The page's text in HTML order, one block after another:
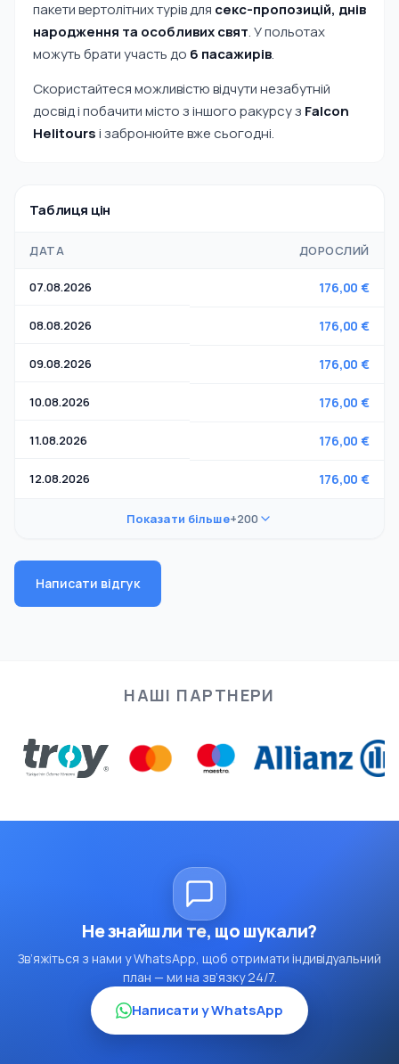
пакети вертолітних турів для секс-пропозицій, днів
народження та особливих свят. У польотах
можуть брати участь до 6 пасажирів.
Скористайтеся можливістю відчути незабутній
досвід і побачити місто з іншого ракурсу з Falcon
Helitoursі забронюйте вже сьогодні.
Таблиця цін
ДАТА ДОРОСЛИЙ
07.08.2026 176,00 €
08.08.2026 176,00 €
09.08.2026 176,00 €
10.08.2026 176,00 €
11.08.2026 176,00 €
12.08.2026 176,00 €
Показати більше+200
Написати відгук
НАШІ ПАРТНЕРИ
Не знайшли те, що шукали?
Зв’яжіться з нами у WhatsApp, щоб отримати індивідуальний
план — ми на зв’язку 24/7.
Написати у WhatsApp